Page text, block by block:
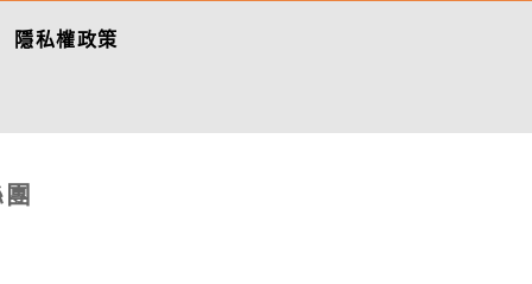
隱私權政策